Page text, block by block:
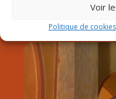
Voir
Politique de cookies